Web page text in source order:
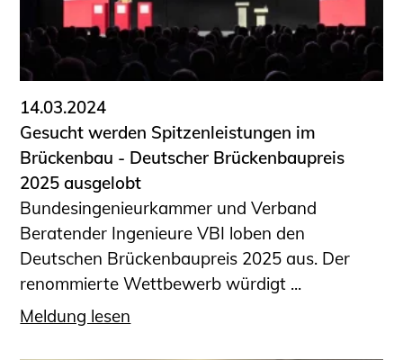
14.03.2024
Gesucht werden Spitzenleistungen im
Brückenbau - Deutscher Brückenbaupreis
2025 ausgelobt
Bundesingenieurkammer und Verband
Beratender Ingenieure VBI loben den
Deutschen Brückenbaupreis 2025 aus. Der
renommierte Wettbewerb würdigt ...
Meldung lesen